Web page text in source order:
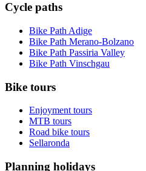
Cycle paths
Bike Path Adige
Bike Path Merano-Bolzano
Bike Path Passiria Valley
Bike Path Vinschgau
Bike tours
Enjoyment tours
MTB tours
Road bike tours
Sellaronda
Planning holidays